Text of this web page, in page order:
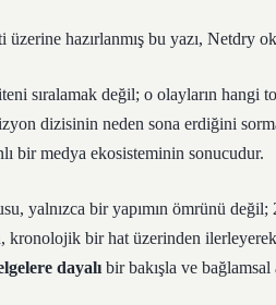
hazırlanmış bu yazı, Netdry
sıralamak değil; o olayların
dizisinin neden sona erdiğini
bir medya ekosisteminin sonucudur.
yalnızca bir yapımın ömrünü
kronolojik bir hat üzerinden
dayalı bir bakışla ve bağlamsal